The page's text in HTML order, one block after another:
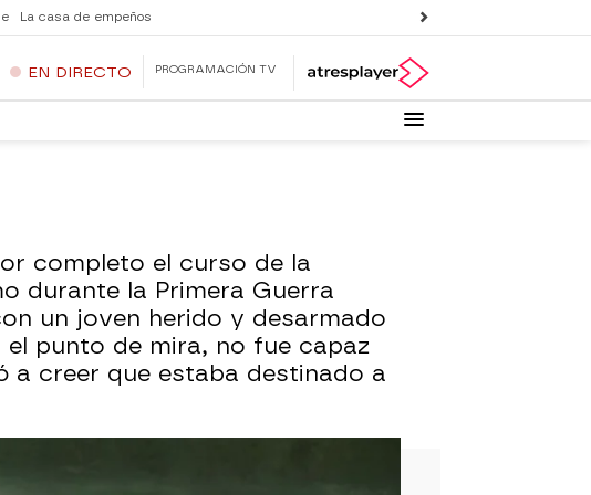
La casa de empeños
EN DIRECTO PROGRAMACIÓN TV
completo el curso de la
durante la Primera Guerra
un joven herido y desarmado
punto de mira, no fue capaz
a creer que estaba destinado a